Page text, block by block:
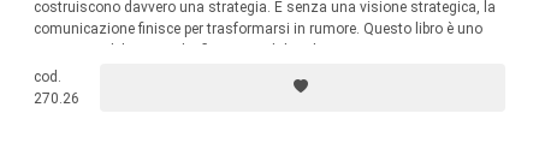
costruiscono davvero una strategia. E senza una visione strategica, la
comunicazione finisce per trasformarsi in rumore. Questo libro è uno
semplicistico, per professionisti del marketing, social media manager,
consulenti e formatori e per chi vuole utilizzare i social in modo
cod.
270.26